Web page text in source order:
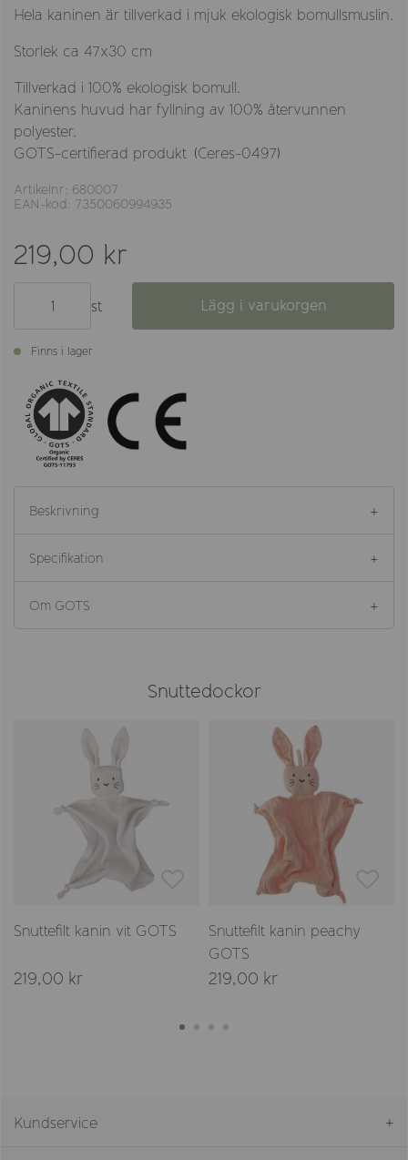
Hela kaninen är tillverkad i mjuk ekologisk bomullsmuslin.
Storlek ca 47x30 cm
Tillverkad i 100% ekologisk bomull.
Kaninens huvud har fyllning av 100% återvunnen
polyester.
GOTS-certifierad produkt (Ceres-0497)
Artikelnr: 680007
EAN-kod: 7350060994935
219,00 kr
st Lägg i varukorgen
Finns i lager
Beskrivning
Specifikation
Om GOTS
Snuttedockor
Snuttefilt kanin vit GOTS
219,00 kr
Snuttefilt kanin peachy
GOTS
219,00 kr
Kundservice